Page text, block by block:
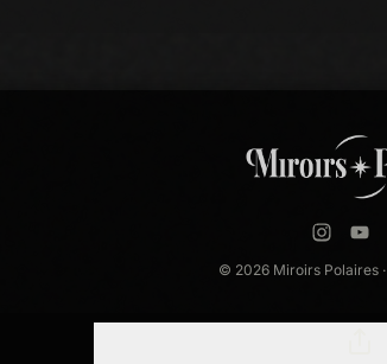
© 2026 Miroirs Polaires ·